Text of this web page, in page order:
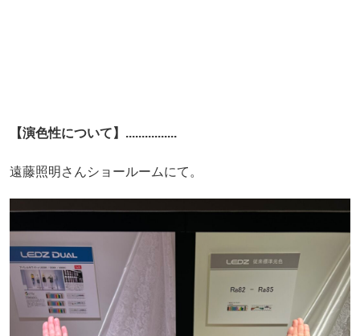
【演色性について】................
遠藤照明さんショールームにて。